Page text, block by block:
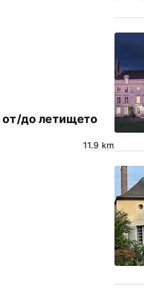
от/до летището
11.9 km